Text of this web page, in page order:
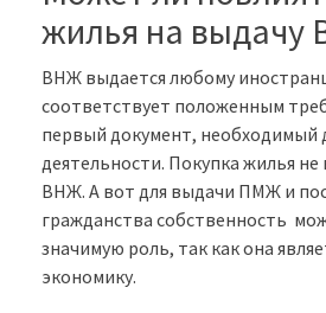
жилья на выдачу
ВНЖ выдается любому
соответствует положенным
первый документ, необходимый
деятельности. Покупка жилья не
ВНЖ. А вот для выдачи ПМЖ и
гражданства собственность
значимую роль, так как она
экономику.